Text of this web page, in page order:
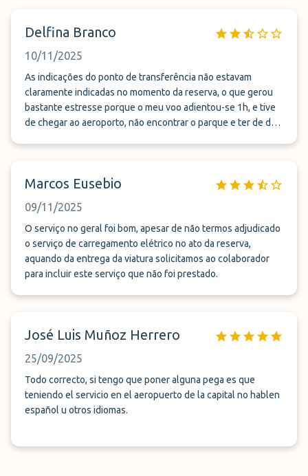
Delfina Branco
10/11/2025
As indicações do ponto de transferência não estavam
claramente indicadas no momento da reserva, o que gerou
bastante estresse porque o meu voo adientou-se 1h, e tive
de chegar ao aeroporto, não encontrar o parque e ter de dar
disso, os funcionários foram amáveis e prestáveis. Gostei! As
20mn além do que estava combinado. Voltarei a reservar
sem problema. Obrigada
Marcos Eusebio
09/11/2025
O serviço no geral foi bom, apesar de não termos adjudicado
o serviço de carregamento elétrico no ato da reserva,
aquando da entrega da viatura solicitamos ao colaborador
para incluir este serviço que não foi prestado.
José Luis Muñoz Herrero
25/09/2025
Todo correcto, si tengo que poner alguna pega es que
teniendo el servicio en el aeropuerto de la capital no hablen
español u otros idiomas.